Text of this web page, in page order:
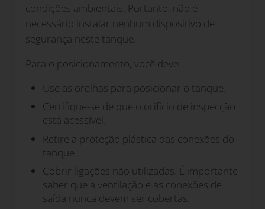
condições ambientais. Portanto, não é
necessário instalar nenhum dispositivo de
segurança neste tanque.
Para o posicionamento, você deve:
Use as orelhas para posicionar o tanque.
Certifique-se de que o orifício de inspecção
está acessível.
Retire a proteção plástica das conexões do
tanque.
Cobrir ligações não utilizadas. É importante
saber que a ventilação e as conexões de
saída nunca devem ser cobertas.